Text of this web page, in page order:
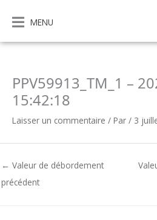
contenu
MENU
PPV59913_TM_1 –
15:42:18
Laisser un commentaire / Par / 3
← Valeur de débordement
précédent